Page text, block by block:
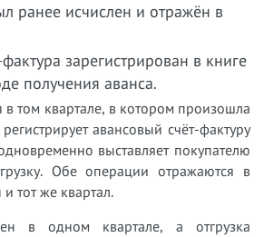
ранее исчислен и отражён в
зарегистрирован в книге
получения аванса.
в том квартале, в котором произошла
авансовый счёт-фактуру
выставляет покупателю
Обе операции отражаются в
тот же квартал.
в одном квартале, а отгрузка